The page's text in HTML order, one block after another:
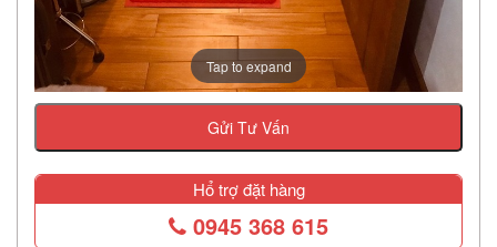
Tap to expand
Gửi Tư Vấn
Hổ trợ đặt hàng
0945 368 615